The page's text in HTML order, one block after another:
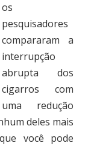
os
pesquisadores
compararam a
interrupção
abrupta dos
cigarros com
uma redução
deles mais
você pode